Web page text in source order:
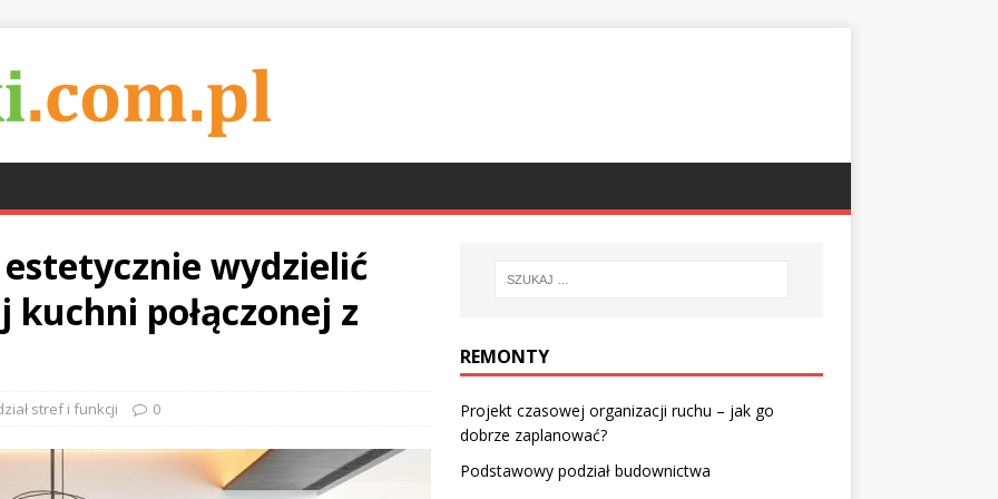
wydzielić
połączonej z
stref i funkcji 0
REMONTY
Projekt czasowej organizacji ruchu – jak go
dobrze zaplanować?
Podstawowy podział budownictwa